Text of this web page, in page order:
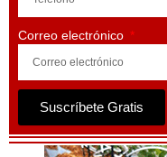
Correo electrónico
Suscríbete Gratis